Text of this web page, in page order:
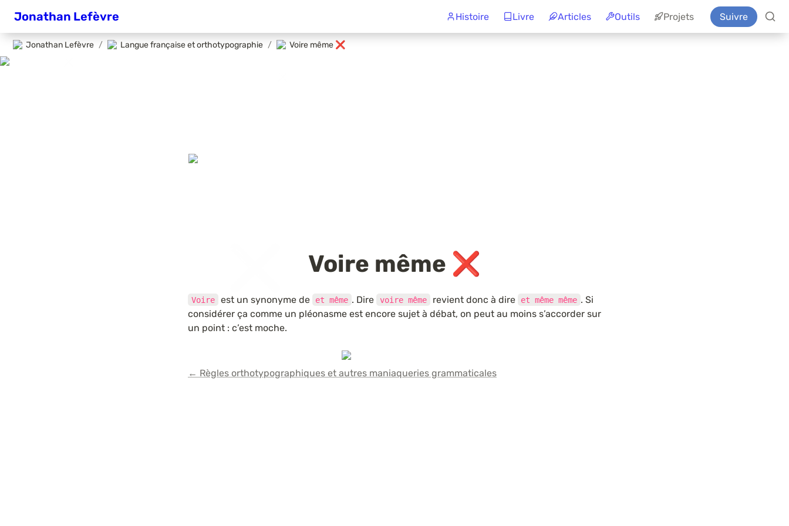
Jonathan Lefèvre Histoire Livre Articles Outils Projets Suivre
Jonathan Lefèvre / Langue française et orthotypographie / Voire même ❌
Voire même ❌
Voire est un synonyme de et même . Dire voire même revient donc à dire et même même . Si
considérer ça comme un pléonasme est encore sujet à débat, on peut au moins s’accorder sur
un point : c’est moche.
← Règles orthotypographiques et autres maniaqueries grammaticales